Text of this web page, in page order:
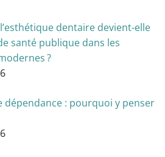
dentaire devient-elle
santé publique dans les
?
dépendance : pourquoi y penser